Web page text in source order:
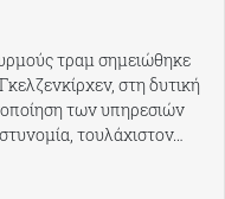
τραμ σημειώθηκε
στη δυτική
των υπηρεσιών
τουλάχιστον…